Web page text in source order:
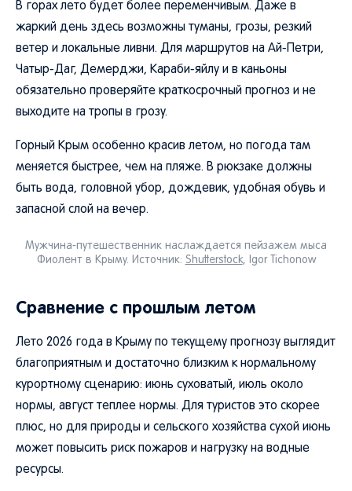
В горах лето будет более переменчивым. Даже в
жаркий день здесь возможны туманы, грозы, резкий
ветер и локальные ливни. Для маршрутов на Ай-Петри,
Чатыр-Даг, Демерджи, Караби-яйлу и в каньоны
обязательно проверяйте краткосрочный прогноз и не
выходите на тропы в грозу.
Горный Крым особенно красив летом, но погода там
меняется быстрее, чем на пляже. В рюкзаке должны
быть вода, головной убор, дождевик, удобная обувь и
запасной слой на вечер.
Мужчина-путешественник наслаждается пейзажем мыса
Фиолент в Крыму. Источник: Shutterstock, Igor Tichonow
Сравнение с прошлым летом
Лето 2026 года в Крыму по текущему прогнозу выглядит
благоприятным и достаточно близким к нормальному
курортному сценарию: июнь суховатый, июль около
нормы, август теплее нормы. Для туристов это скорее
плюс, но для природы и сельского хозяйства сухой июнь
может повысить риск пожаров и нагрузку на водные
ресурсы.